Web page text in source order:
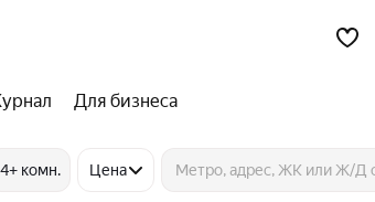
Для бизнеса
4+ комн. Цена